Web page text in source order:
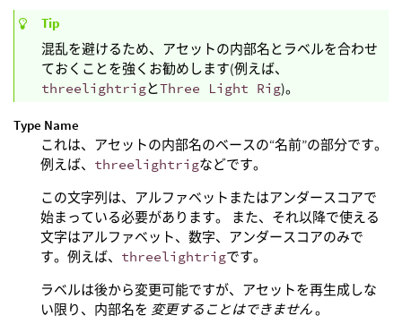
Tip
混乱を避けるため、アセットの内部名とラベルを合わせ
ておくことを強くお勧めします(例えば、
threelightrigとThree Light Rig)。
Type Name
これは、アセットの内部名のベースの“名前”の部分です。
例えば、 threelightrigなどです。
この文字列は、アルファベットまたはアンダースコアで
始まっている必要があります。 また、それ以降で使える
文字はアルファベット、数字、アンダースコアのみで
す。例えば、 threelightrigです。
ラベルは後から変更可能ですが、アセットを再生成しな
い限り、内部名を 変更することはできません。